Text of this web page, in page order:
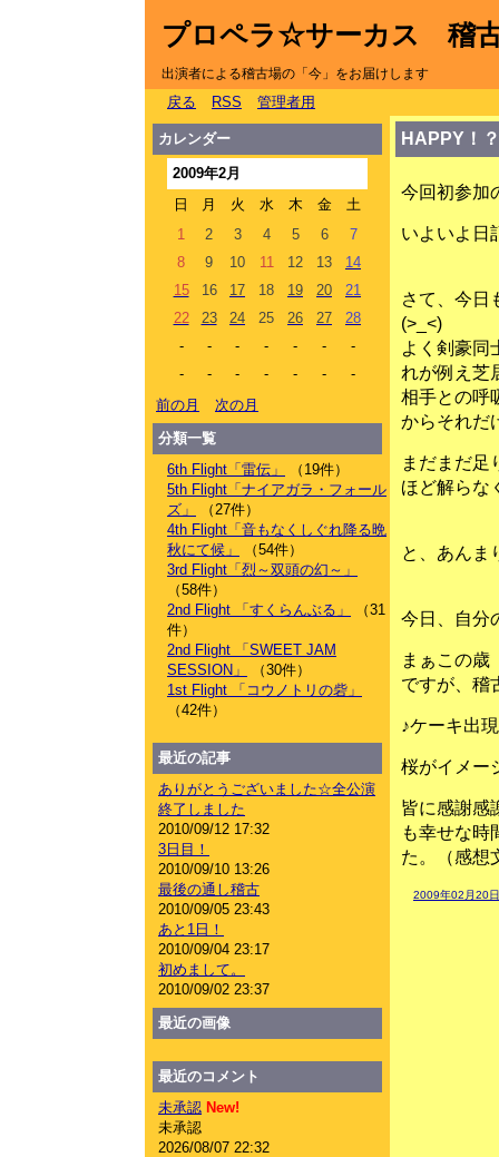
プロペラ☆サーカス 稽
出演者による稽古場の「今」をお届けします
戻る RSS 管理者用
HAPPY！？
今回初参加
いよいよ日
さて、今日
(>_<)
よく剣豪同
れが例え芝
相手との呼
からそれ
まだまだ足
ほど解らな
と、あんま
今日、自分
まぁこの歳
ですが、
♪ケーキ出
桜がイメー
皆に感謝感
も幸せな時
た。（感想
2009年02月20
カレンダー
2009年2月
日
月 火 水 木 金
土
1
2 3 4 5 6
7
8
9 10 11 12 13
14
15
16 17 18 19 20
21
22
23 24 25 26 27
28
-
- - - - -
-
-
- - - - -
-
前の月
次の月
分類一覧
6th Flight「雷伝」
（19件）
5th Flight「ナイアガラ・フォール
ズ」
（27件）
4th Flight「音もなくしぐれ降る晩
秋にて候」
（54件）
3rd Flight「烈～双頭の幻～」
（58件）
2nd Flight 「すくらんぶる」
（31
件）
2nd Flight 「SWEET JAM
SESSION」
（30件）
1st Flight 「コウノトリの砦」
（42件）
最近の記事
ありがとうございました☆全公演
終了しました
2010/09/12 17:32
3日目！
2010/09/10 13:26
最後の通し稽古
2010/09/05 23:43
あと1日！
2010/09/04 23:17
初めまして。
2010/09/02 23:37
最近の画像
最近のコメント
未承認 New!
未承認
2026/08/07 22:32